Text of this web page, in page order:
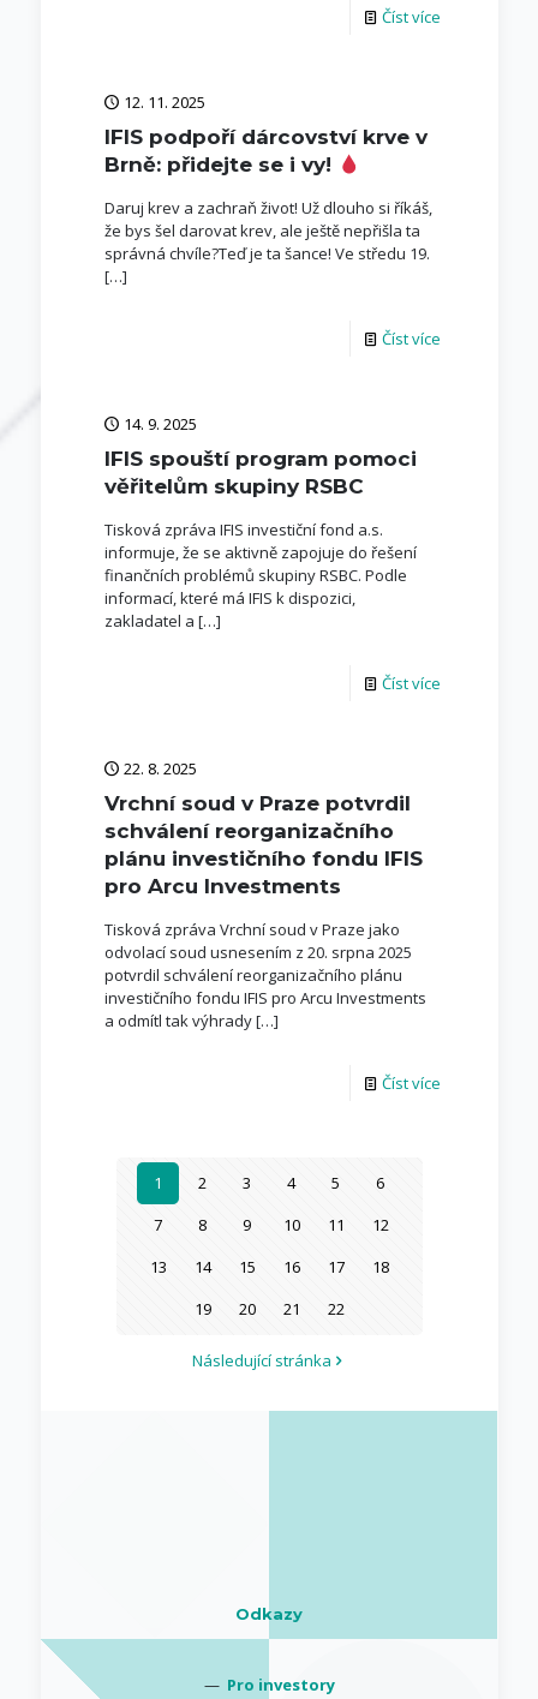
Číst více
12. 11. 2025
IFIS podpoří dárcovství krve v
Brně: přidejte se i vy!
Daruj krev a zachraň život! Už dlouho si říkáš,
že bys šel darovat krev, ale ještě nepřišla ta
správná chvíle?Teď je ta šance! Ve středu 19.
[…]
Číst více
14. 9. 2025
IFIS spouští program pomoci
věřitelům skupiny RSBC
Tisková zpráva IFIS investiční fond a.s.
informuje, že se aktivně zapojuje do řešení
finančních problémů skupiny RSBC. Podle
informací, které má IFIS k dispozici,
zakladatel a […]
Číst více
22. 8. 2025
Vrchní soud v Praze potvrdil
schválení reorganizačního
plánu investičního fondu IFIS
pro Arcu Investments
Tisková zpráva Vrchní soud v Praze jako
odvolací soud usnesením z 20. srpna 2025
potvrdil schválení reorganizačního plánu
investičního fondu IFIS pro Arcu Investments
a odmítl tak výhrady[…]
Číst více
1 2 3 4 5
6
7
8 9 10 11
12
13
14 15 16 17
18
19
20 21 22
Následující stránka
Odkazy
— Pro investory